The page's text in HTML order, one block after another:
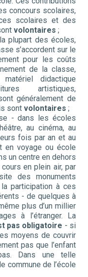
concours scolaires,
scolaires et des
volontaires ;
plupart des écoles,
s’accordent sur le
pour les coûts
de la classe,
didactique
artistiques,
généralement de
sont volontaires ;
- dans les écoles
au cinéma, au
fois par an et au
en voyage ou école
un centre en dehors
en plein air, par
des monuments
participation à ces
- de quelques à
plus d’un millier
à l’étranger. La
pas obligatoire - si
moyens de couvrir
pas que l’enfant
Dans une telle
commune de l’école